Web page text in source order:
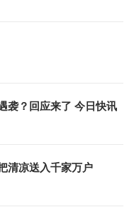
袭？回应来了 今日快讯
清凉送入千家万户